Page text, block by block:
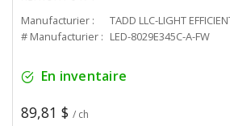
Manufacturier :
TADD LLC-LIGHT
# Manufacturier : LED-8029E345C-A-FW
En inventaire
89,81 $ / ch